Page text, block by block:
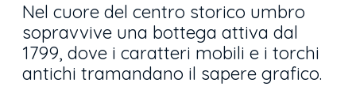
Nel cuore del centro storico umbro
sopravvive una bottega attiva dal
1799, dove i caratteri mobili e i torchi
antichi tramandano il sapere grafico.